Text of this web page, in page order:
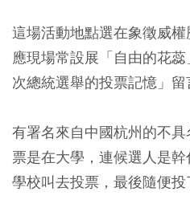
這場活動地點選在象徵威
應現場常設展「自由的花
次總統選舉的投票記憶」留
有署名來自中國杭州的不
票是在大學，連候選人是
學校叫去投票，最後隨便投